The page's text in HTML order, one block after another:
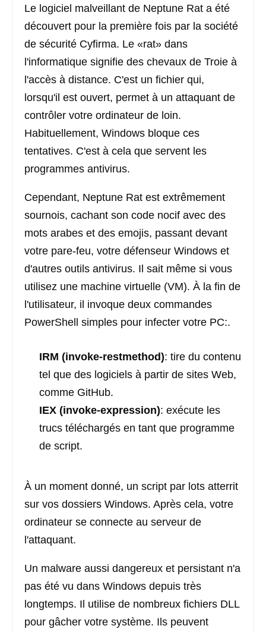
Le logiciel malveillant de Neptune Rat a été
découvert pour la première fois par la société
de sécurité Cyfirma. Le «rat» dans
l'informatique signifie des chevaux de Troie à
l'accès à distance. C'est un fichier qui,
lorsqu'il est ouvert, permet à un attaquant de
contrôler votre ordinateur de loin.
Habituellement, Windows bloque ces
tentatives. C'est à cela que servent les
programmes antivirus.
Cependant, Neptune Rat est extrêmement
sournois, cachant son code nocif avec des
mots arabes et des emojis, passant devant
votre pare-feu, votre défenseur Windows et
d'autres outils antivirus. Il sait même si vous
utilisez une machine virtuelle (VM). À la fin de
l'utilisateur, il invoque deux commandes
PowerShell simples pour infecter votre PC:.
IRM (invoke-restmethod): tire du contenu
tel que des logiciels à partir de sites Web,
comme GitHub.
IEX (invoke-expression): exécute les
trucs téléchargés en tant que programme
de script.
À un moment donné, un script par lots atterrit
sur vos dossiers Windows. Après cela, votre
ordinateur se connecte au serveur de
l'attaquant.
Un malware aussi dangereux et persistant n'a
pas été vu dans Windows depuis très
longtemps. Il utilise de nombreux fichiers DLL
pour gâcher votre système. Ils peuvent